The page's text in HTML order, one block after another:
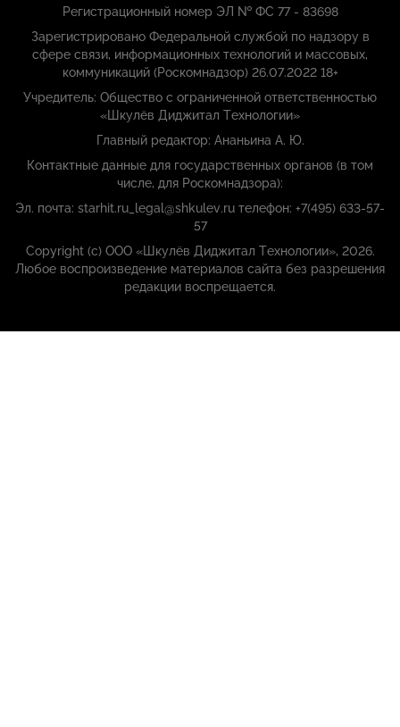
Регистрационный номер ЭЛ № ФС 77 - 83698
Зарегистрировано Федеральной службой по надзору в
сфере связи, информационных технологий и массовых,
коммуникаций (Роскомнадзор) 26.07.2022 18+
Учредитель: Общество с ограниченной ответственностью
«Шкулёв Диджитал Технологии»
Главный редактор: Ананьина А. Ю.
Контактные данные для государственных органов (в том
числе, для Роскомнадзора):
Эл. почта: starhit.ru_legal@shkulev.ru телефон: +7(495) 633-57-
57
Copyright (с) ООО «Шкулёв Диджитал Технологии», 2026.
Любое воспроизведение материалов сайта без разрешения
редакции воспрещается.